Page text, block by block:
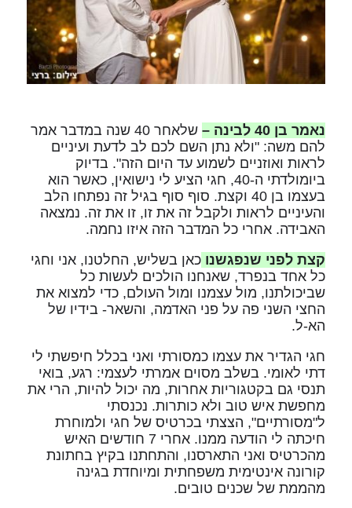
נאמר בן 40 לבינה –
שלאחר 40 שנה במדבר אמר
להם משה: "ולא נתן השם לכם לב לדעת ועיניים
לראות ואוזניים לשמוע עד היום הזה". בדיוק
ביומולדתי ה-40, חגי הציע לי נישואין, כאשר הוא
בעצמו בן 40 וקצת. סוף סוף בגיל זה נפתחו הלב
והעיניים לראות ולקבל זה את זו, זו את זה. נמצאה
האבידה. אחרי כל המדבר הזה איזו נחמה.
קצת לפני שנפגשנו כאן בשליש, החלטנו, אני וחגי
כל אחד בנפרד, שאנחנו הולכים לעשות כל
שביכולתנו, מול עצמנו ומול העולם, כדי למצוא את
החצי השני פה על פני האדמה, והשאר- בידיו של
הא-ל.
חגי הגדיר את עצמו כמסורתי ואני בכלל חיפשתי לי
דתי לאומי. בשלב מסוים אמרתי לעצמי: רגע, בואי
תנסי גם בקטגוריות אחרות, מה יכול להיות, הרי את
מחפשת איש טוב ולא כותרות. נכנסתי
ל"מסורתיים", הצצתי בכרטיס של חגי ולמוחרת
חיכתה לי הודעה ממנו. אחרי 7 חודשים האיש
מהכרטיס ואני התארסנו, והתחתנו בקיץ בחתונת
קורונה אינטימית משפחתית ומיוחדת בגינה
מהממת של שכנים טובים.